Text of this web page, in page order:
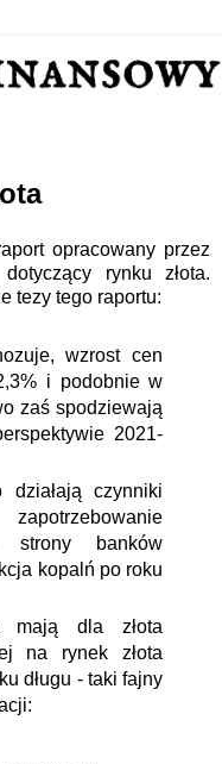
opracowany przez
rynku złota.
tezy tego raportu:
wzrost cen
i podobnie w
zaś spodziewają
2021-
działają czynniki
strony banków
kopalń po roku
mają dla złota
na rynek złota
długu - taki fajny